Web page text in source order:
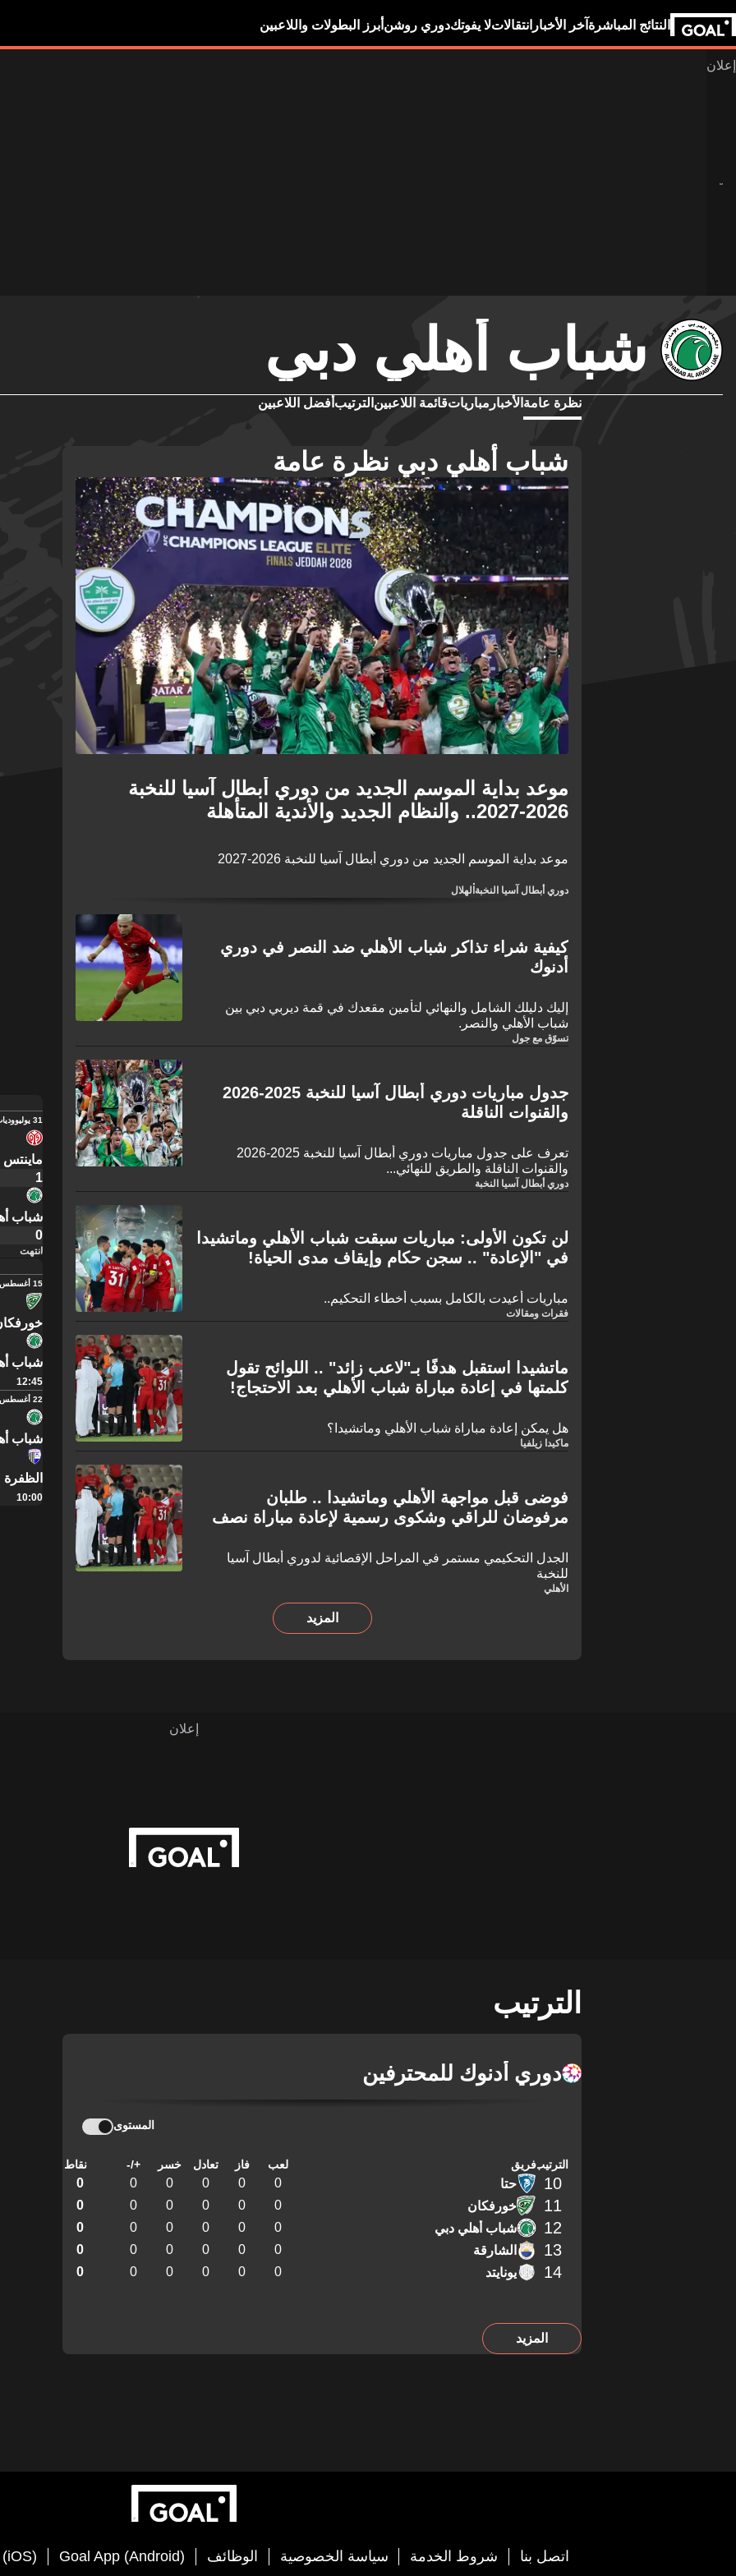
النتائج المباشرة آخر الأخبار انتقالاتلا يفوتكدوري روشن أبرز البطولات واللاعبين
شباب أهلي دبي
نظرة عامة الأخبار مبارياتقائمة اللاعبين الترتيب أفضل اللاعبين
شباب أهلي دبي نظرة عامة
موعد بداية الموسم الجديد من دوري أبطال آسيا للنخبة
2026-2027.. والنظام الجديد والأندية المتأهلة
موعد بداية الموسم الجديد من دوري أبطال آسيا للنخبة 2026-2027
دوري أبطال آسيا النخبة الهلال
كيفية شراء تذاكر شباب الأهلي ضد النصر في دوري
أدنوك
إليك دليلك الشامل والنهائي لتأمين مقعدك في قمة ديربي دبي بين
شباب الأهلي والنصر.
تسوّق مع جول
جدول مباريات دوري أبطال آسيا للنخبة 2025-2026
والقنوات الناقلة
تعرف على جدول مباريات دوري أبطال آسيا للنخبة 2025-2026
والقنوات الناقلة والطريق للنهائي...
دوري أبطال آسيا النخبة
لن تكون الأولى: مباريات سبقت شباب الأهلي وماتشيدا
في "الإعادة" .. سجن حكام وإيقاف مدى الحياة!
مباريات أعيدت بالكامل بسبب أخطاء التحكيم..
فقرات ومقالات
ماتشيدا استقبل هدفًا بـ"لاعب زائد" .. اللوائح تقول
كلمتها في إعادة مباراة شباب الأهلي بعد الاحتجاج!
هل يمكن إعادة مباراة شباب الأهلي وماتشيدا؟
ماكيدا زيلفيا
فوضى قبل مواجهة الأهلي وماتشيدا .. طلبان
مرفوضان للراقي وشكوى رسمية لإعادة مباراة نصف
الجدل التحكيمي مستمر في المراحل الإقصائية لدوري أبطال آسيا
للنخبة
الأهلي
المزيد
31 يوليو
ماينتس
1
شباب
0
انتهت
15 أغسطس
شباب
12:45
22 أغسطس
شباب
الظفرة
10:00
الترتيب
دوري أدنوك للمحترفين
المستوى
الترتيبفريق لعب فاز تعادل خسر +/- نقاط
10 حتا 0
0
0
0
0
0
11 خورفكان 0
0
0
0
0
0
12 شباب أهلي دبي 0
0
0
0
0
0
13 الشارقة 0
0
0
0
0
0
14 يونايتد 0
0
0
0
0
0
المزيد
اتصل بنا شروط الخدمة سياسة الخصوصية الوظائف Goal App (Android)